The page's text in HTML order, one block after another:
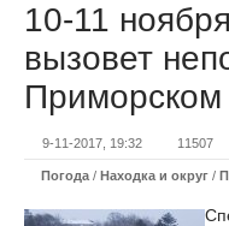
10-11
вызовет
Приморском
9-11-2017, 19:32 11507
Погода / Находка и округ /